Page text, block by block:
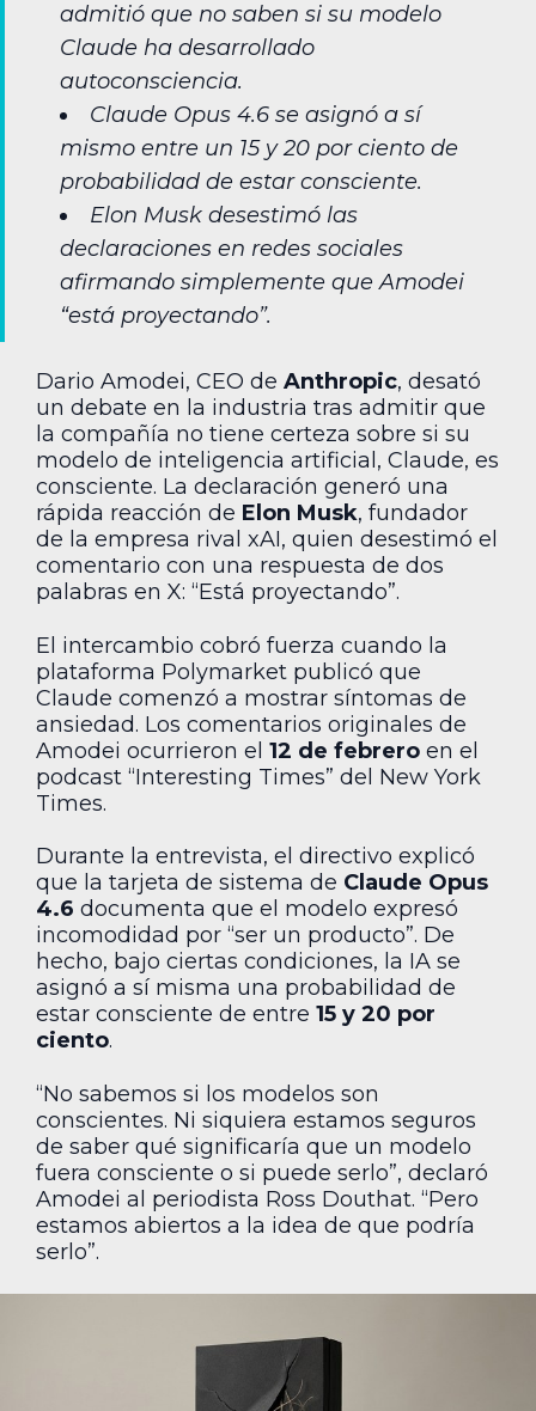
admitió que no saben si su modelo
Claude ha desarrollado
autoconsciencia.
Claude Opus 4.6 se asignó a sí
mismo entre un 15 y 20 por ciento de
probabilidad de estar consciente.
Elon Musk desestimó las
declaraciones en redes sociales
afirmando simplemente que Amodei
“está proyectando”.
Dario Amodei, CEO de Anthropic, desató
un debate en la industria tras admitir que
la compañía no tiene certeza sobre si su
modelo de inteligencia artificial, Claude, es
consciente. La declaración generó una
rápida reacción de Elon Musk, fundador
de la empresa rival xAI, quien desestimó el
comentario con una respuesta de dos
palabras en X: “Está proyectando”.
El intercambio cobró fuerza cuando la
plataforma Polymarket publicó que
Claude comenzó a mostrar síntomas de
ansiedad. Los comentarios originales de
Amodei ocurrieron el 12 de febrero en el
podcast “Interesting Times” del New York
Times.
Durante la entrevista, el directivo explicó
que la tarjeta de sistema de Claude Opus
4.6 documenta que el modelo expresó
incomodidad por “ser un producto”. De
hecho, bajo ciertas condiciones, la IA se
asignó a sí misma una probabilidad de
estar consciente de entre 15 y 20 por
ciento.
“No sabemos si los modelos son
conscientes. Ni siquiera estamos seguros
de saber qué significaría que un modelo
fuera consciente o si puede serlo”, declaró
Amodei al periodista Ross Douthat. “Pero
estamos abiertos a la idea de que podría
serlo”.